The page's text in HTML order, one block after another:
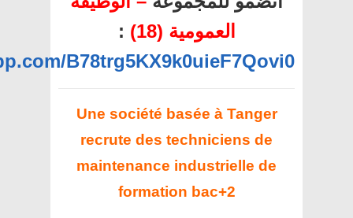
العمومية (18)
:
B78trg5KX9k0uieF7Qovi0
Une société basée à Tanger
recrute des techniciens de
maintenance industrielle de
formation bac+2